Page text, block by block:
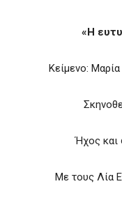
«Η
Κείμενο:
Ήχος και
Με τους Λία